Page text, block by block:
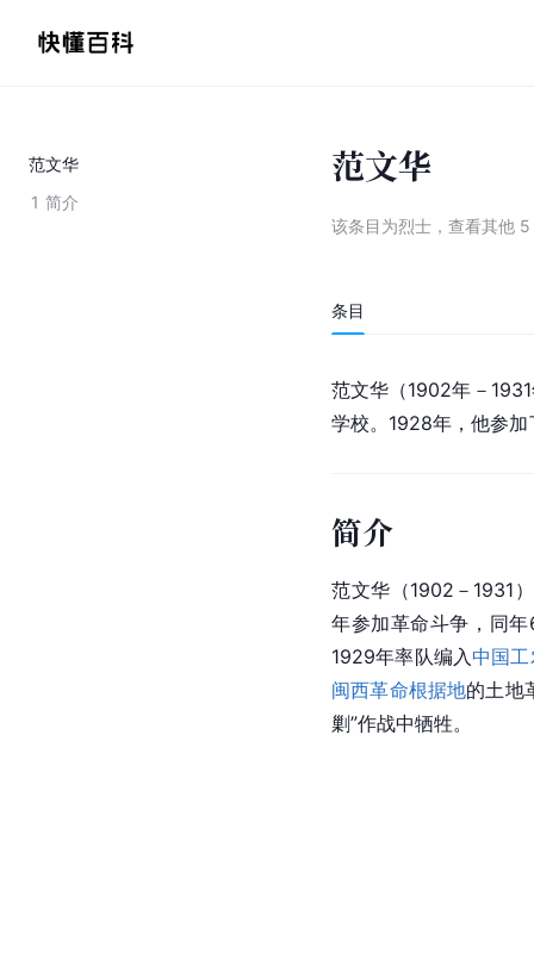
范文华
1 简介
范文华
该条目为烈士 ， 查看其他 5
条目
范文华（1902年－
学校。1928年，他参加
简介
范文华 （1902－1931
年参加革命斗争，同
1929年率队编入中国
闽西革命根据地的土地
剿”作战中牺牲。